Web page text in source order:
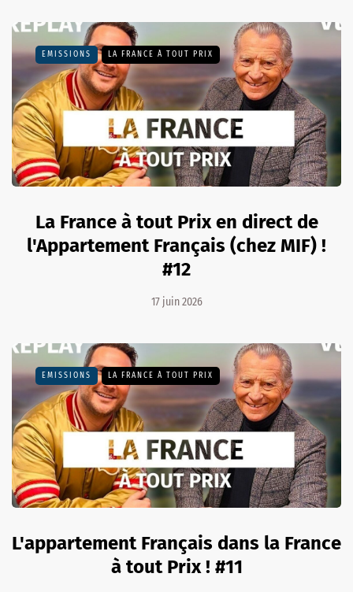
EMISSIONS LA FRANCE À TOUT PRIX
La France à tout Prix en direct de
l'Appartement Français (chez MIF) !
#12
17 juin 2026
EMISSIONS LA FRANCE À TOUT PRIX
L'appartement Français dans la France
à tout Prix ! #11